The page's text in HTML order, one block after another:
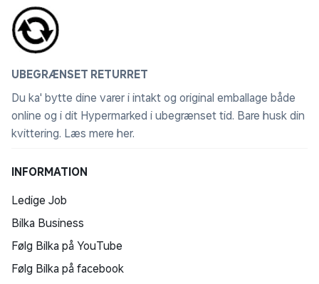
UBEGRÆNSET RETURRET
Du ka' bytte dine varer i intakt og original emballage både
online og i dit Hypermarked i ubegrænset tid. Bare husk din
kvittering. Læs mere her.
INFORMATION
Ledige Job
Bilka Business
Følg Bilka på YouTube
Følg Bilka på facebook